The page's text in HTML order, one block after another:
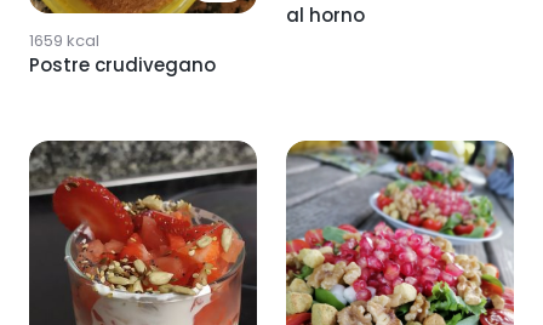
1659 kcal
Postre crudivegano
al horno